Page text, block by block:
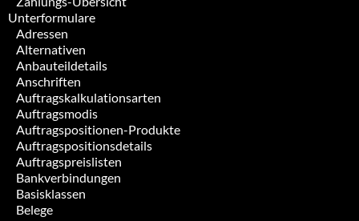
Unterformulare
Adressen
Alternativen
Anbauteildetails
Anschriften
Auftragskalkulationsarten
Auftragsmodis
Auftragspositionen-Produkte
Auftragspositionsdetails
Auftragspreislisten
Bankverbindungen
Basisklassen
Belege